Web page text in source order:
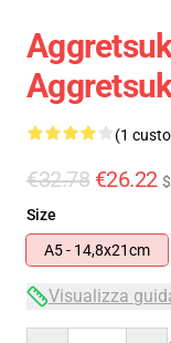
(1
€32.78 €26.22
Size
A5 - 14,8x21cm
Visualizza